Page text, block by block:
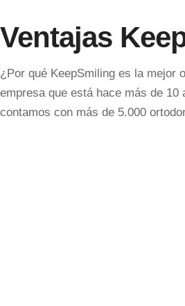
Ventajas
¿Por qué KeepSmiling es la mejor
empresa que está hace más de 10
contamos con más de 5.000